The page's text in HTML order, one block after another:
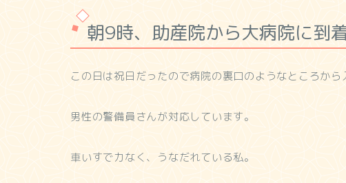
朝9時、助産院から大病院に到
この日は祝日だったので病院の裏口のようなところから
男性の警備員さんが対応しています。
車いすで力なく、うなだれている私。